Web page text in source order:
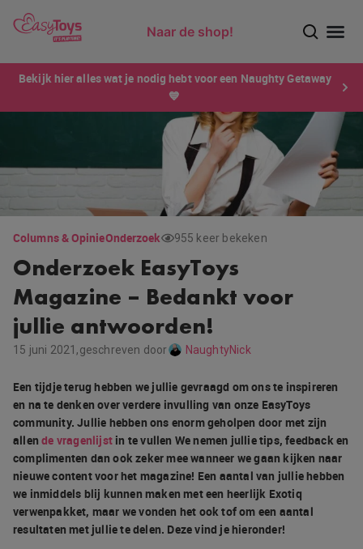
Naar de shop!
Bekijk hier alles wat je nodig hebt voor een Naughty Getaway
💙
Columns & OpinieOnderzoek 955 keer bekeken
Onderzoek EasyToys
Magazine – Bedankt voor
jullie antwoorden!
15 juni 2021,geschreven door NaughtyNick
Een tijdje terug hebben we jullie gevraagd om ons te inspireren
en na te denken over verdere invulling van onze EasyToys
community. Jullie hebben ons enorm geholpen door met zijn
allende vragenlijst in te vullen We nemen jullie tips, feedback en
complimenten dan ook zeker mee wanneer we gaan kijken naar
nieuwe content voor het magazine! Een aantal van jullie hebben
we inmiddels blij kunnen maken met een heerlijk Exotiq
verwenpakket, maar we vonden het ook tof om een aantal
resultaten met jullie te delen. Deze vind je hieronder!